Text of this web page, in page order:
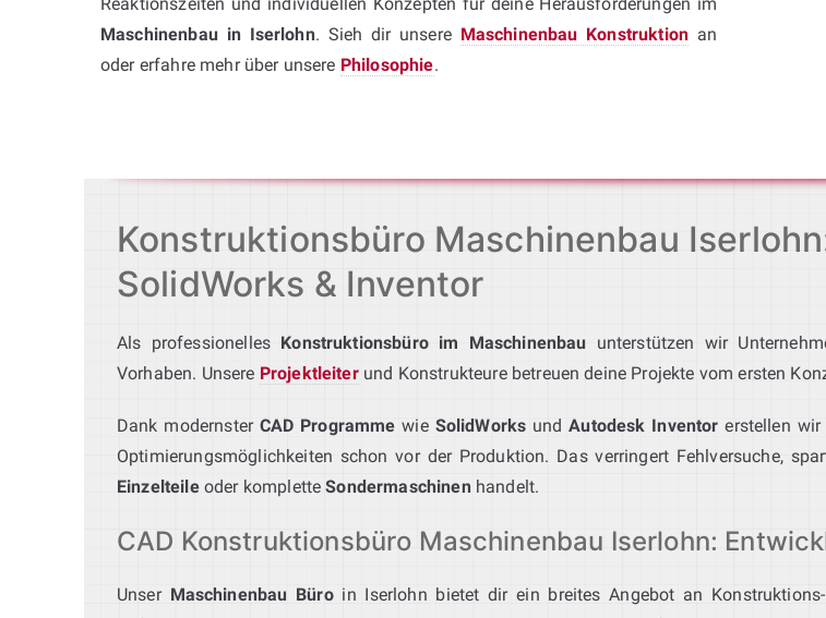
Maschinenbau in Iserlohn. Sieh dir unsere Maschinenbau Konstruktion an
oder erfahre mehr über unsere Philosophie.
Konstruktionsbüro Maschinenbau
SolidWorks & Inventor
Als professionelles Konstruktionsbüro im Maschinenbau unterstützen wir
Vorhaben. Unsere Projektleiterund Konstrukteure betreuen deine Projekte vom ersten
Dank modernster CAD Programme wie SolidWorks undAutodesk Inventor erstellen wir
Optimierungsmöglichkeiten schon vor der Produktion. Das verringert Fehlversuche,
Einzelteileoder kompletteSondermaschinen handelt.
CAD Konstruktionsbüro Maschinenbau Iserlohn:
Unser Maschinenbau Büroin Iserlohn bietet dir ein breites Angebot an